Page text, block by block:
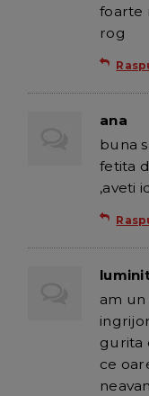
foarte
rog
ana
buna
fetita
,aveti
am un
gurita
ce